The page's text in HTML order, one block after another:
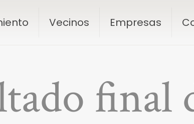
Vecinos Empresas